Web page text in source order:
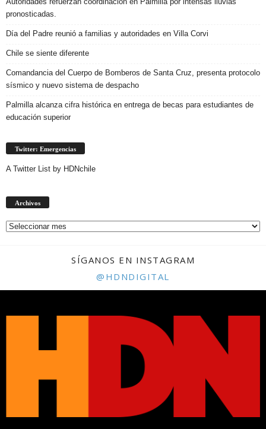
pronosticadas.
Día del Padre reunió a familias y autoridades en Villa Corvi
Chile se siente diferente
Comandancia del Cuerpo de Bomberos de Santa Cruz, presenta protocolo
sísmico y nuevo sistema de despacho
Palmilla alcanza cifra histórica en entrega de becas para estudiantes de
educación superior
Twitter: Emergencias
A Twitter List by HDNchile
Archivos
SÍGANOS EN INSTAGRAM
@HDNDIGITAL